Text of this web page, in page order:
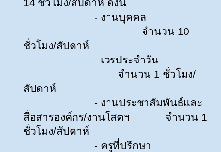
14 ชั่วโมง/สัปดาห์ ดังนี้
- งานบุคคล
จำนวน 10
ชั่วโมง/สัปดาห์
- เวรประจำวัน
จำนวน 1 ชั่วโมง/
สัปดาห์
- งานประชาสัมพันธ์และ
สื่อสารองค์กร/งานโสตฯ
จำนวน 1
ชั่วโมง/สัปดาห์
- ครูที่ปรึกษา